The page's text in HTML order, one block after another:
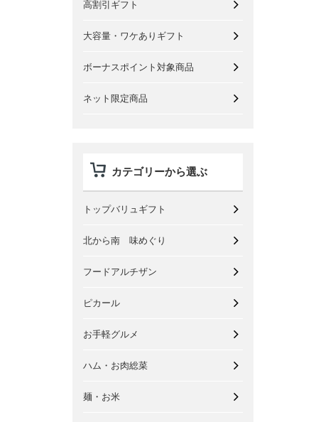
高割引ギフト
大容量・ワケありギフト
ボーナスポイント対象商品
ネット限定商品
カテゴリーから選ぶ
トップバリュギフト
北から南 味めぐり
フードアルチザン
ピカール
お手軽グルメ
ハム・お肉総菜
麺・お米